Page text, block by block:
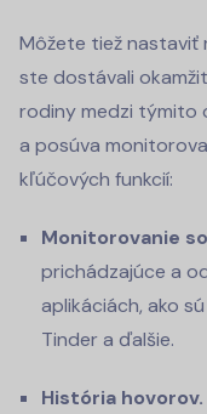
Môžete tiež nastaviť
ste dostávali
rodiny medzi týmito
a posúva
kľúčových funkcií:
Monitorovanie
prichádzajúce a
aplikáciách, ako
Tinder a ďalšie.
História hovorov.